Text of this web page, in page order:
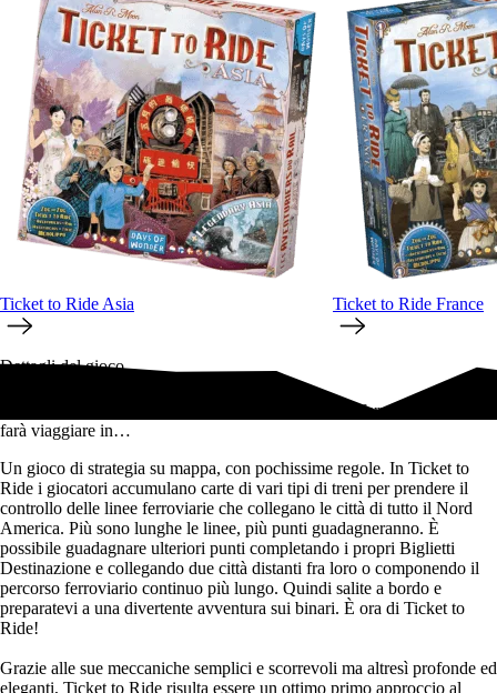
Ticket to Ride Asia Ticket to Ride France
Dettagli del gioco
Ticket to Ride è il pluripremiato gioco di avventure ferroviarie che vi
farà viaggiare in…
Un gioco di strategia su mappa, con pochissime regole. In Ticket to
Ride i giocatori accumulano carte di vari tipi di treni per prendere il
controllo delle linee ferroviarie che collegano le città di tutto il Nord
America. Più sono lunghe le linee, più punti guadagneranno. È
possibile guadagnare ulteriori punti completando i propri Biglietti
Destinazione e collegando due città distanti fra loro o componendo il
percorso ferroviario continuo più lungo. Quindi salite a bordo e
preparatevi a una divertente avventura sui binari. È ora di Ticket to
Ride!
Grazie alle sue meccaniche semplici e scorrevoli ma altresì profonde ed
eleganti, Ticket to Ride risulta essere un ottimo primo approccio al